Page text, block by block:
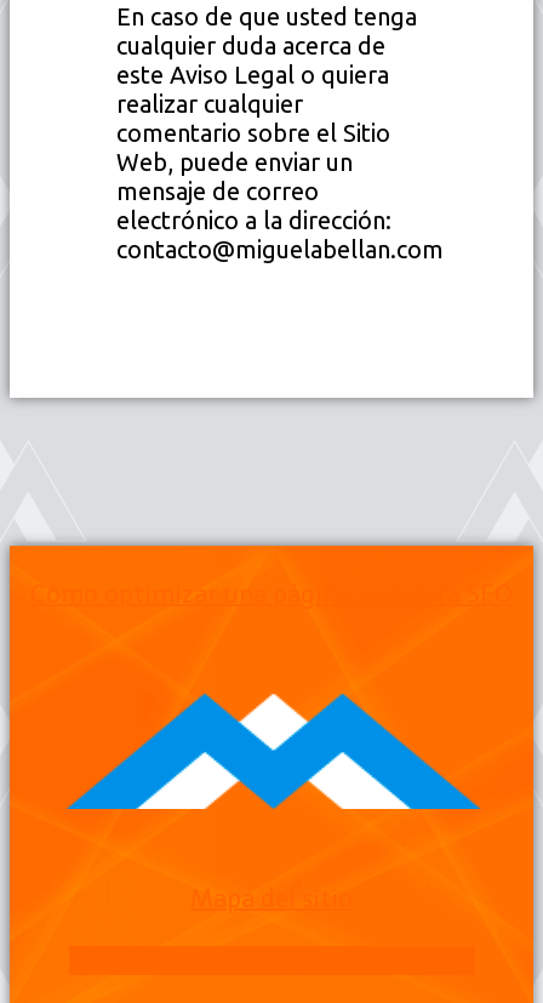
En caso de que usted tenga
cualquier duda acerca de
este Aviso Legal o quiera
realizar cualquier
comentario sobre el Sitio
Web, puede enviar un
mensaje de correo
electrónico a la dirección:
contacto@miguelabellan.com
Mapa del sitio